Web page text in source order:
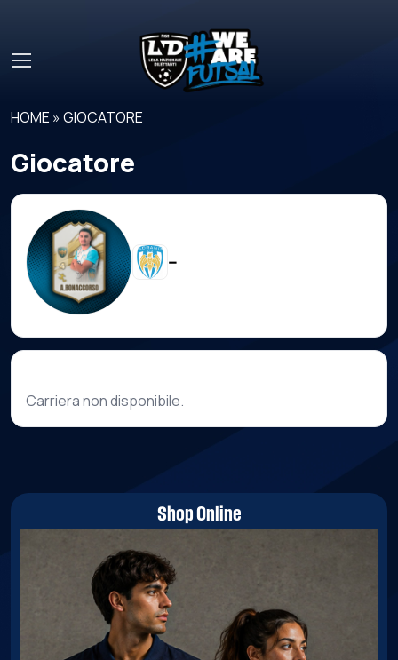
HOME »GIOCATORE
Giocatore
--
Carriera non disponibile.
Shop Online